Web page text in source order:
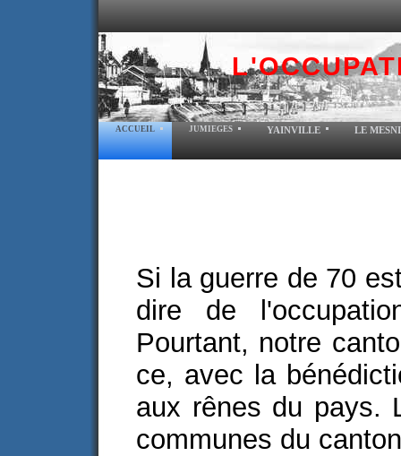
ACCUEIL JUMIEGES YAINVILLE LE
Si la guerre de 70
dire de
Pourtant, notre
ce, avec la
aux rênes du pays.
communes du